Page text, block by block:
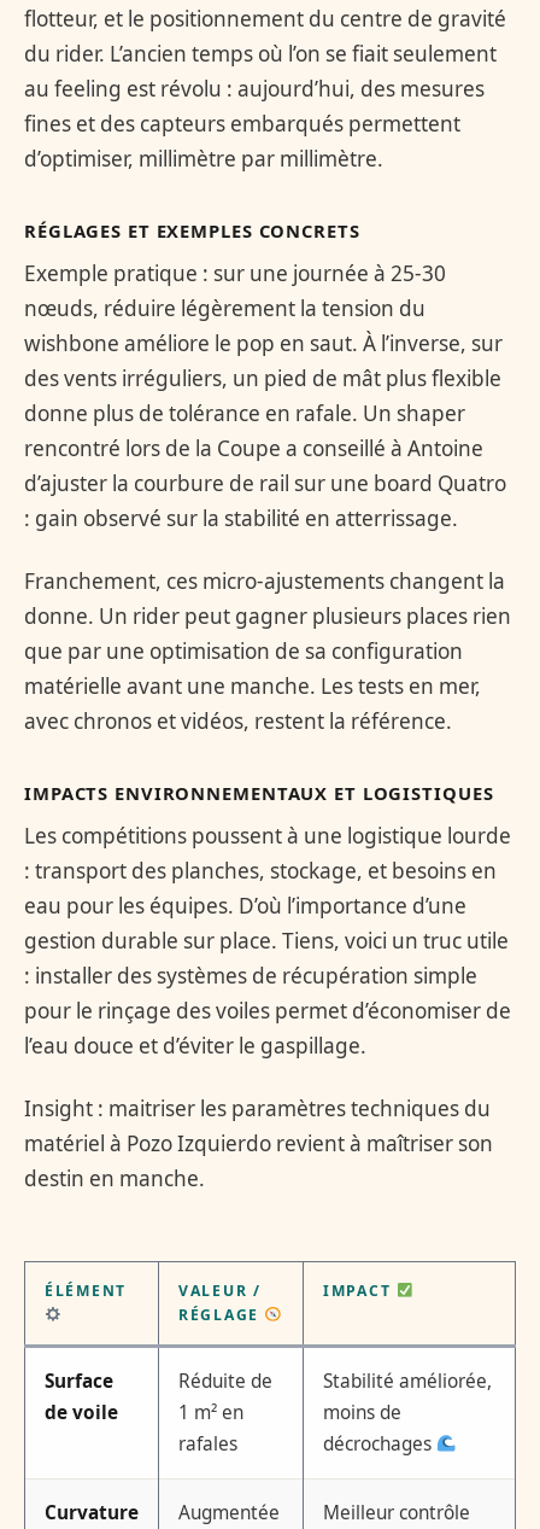
flotteur, et le positionnement du centre de gravité
du rider. L’ancien temps où l’on se fiait seulement
au feeling est révolu : aujourd’hui, des mesures
fines et des capteurs embarqués permettent
d’optimiser, millimètre par millimètre.
RÉGLAGES ET EXEMPLES CONCRETS
Exemple pratique : sur une journée à 25-30
nœuds, réduire légèrement la tension du
wishbone améliore le pop en saut. À l’inverse, sur
des vents irréguliers, un pied de mât plus flexible
donne plus de tolérance en rafale. Un shaper
rencontré lors de la Coupe a conseillé à Antoine
d’ajuster la courbure de rail sur une board Quatro
: gain observé sur la stabilité en atterrissage.
Franchement, ces micro-ajustements changent la
donne. Un rider peut gagner plusieurs places rien
que par une optimisation de sa configuration
matérielle avant une manche. Les tests en mer,
avec chronos et vidéos, restent la référence.
IMPACTS ENVIRONNEMENTAUX ET LOGISTIQUES
Les compétitions poussent à une logistique lourde
: transport des planches, stockage, et besoins en
eau pour les équipes. D’où l’importance d’une
gestion durable sur place. Tiens, voici un truc utile
: installer des systèmes de récupération simple
pour le rinçage des voiles permet d’économiser de
l’eau douce et d’éviter le gaspillage.
Insight : maitriser les paramètres techniques du
matériel à Pozo Izquierdo revient à maîtriser son
destin en manche.
ÉLÉMENT
VALEUR /
RÉGLAGE
IMPACT
Surface
de voile
Réduite de
1 m² en
rafales
Stabilité améliorée,
moins de
décrochages
Curvature
Augmentée
Meilleur contrôle